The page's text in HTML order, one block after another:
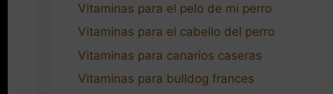
Vitaminas para el pelo de mi perro
Vitaminas para el cabello del perro
Vitaminas para canarios caseras
Vitaminas para bulldog frances